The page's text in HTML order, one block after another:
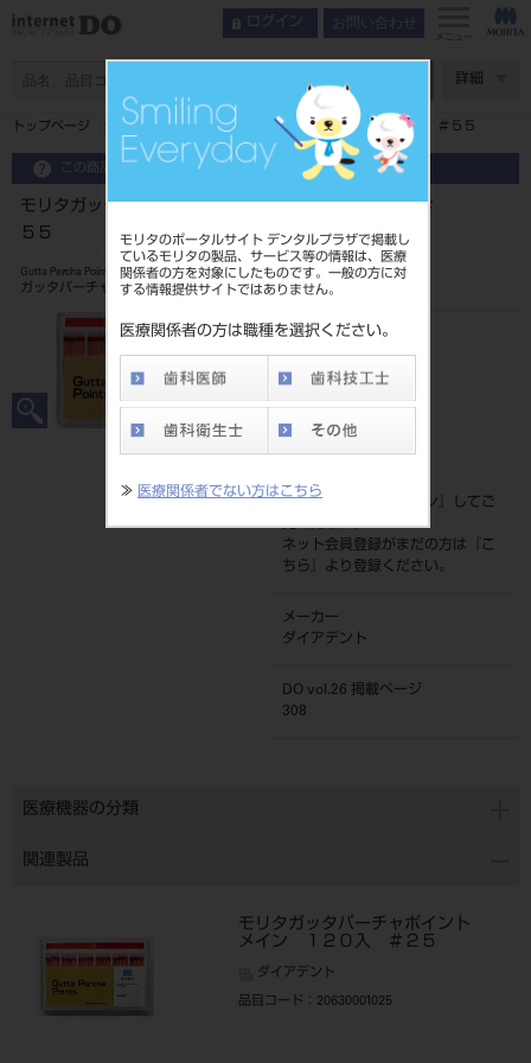
モリタのポータルサイト デンタルプラザで掲載し
ているモリタの製品、サービス等の情報は、医療
関係者の方を対象にしたものです。一般の方に対
する情報提供サイトではありません。
医療関係者の方は職種を選択ください。
≫ 医療関係者でない方はこちら
ログイン お問い合わせ
メニュー
詳細
トップページ モリタガッタパーチャポイント メイン １２０入 ＃５５
この商品に関するお問い合わせ
モリタガッタパーチャポイント メイン １２０入 ＃
５５
Gutta Percha Points
ガッタパーチャポイント
品目コード
20630001055
JAN/EANコード
4560266483277
標準価格
価格の確認は『
ログイン
』してご
覧ください。
ネット会員登録がまだの方は『
こ
ちら
』より登録ください。
メーカー
ダイアデント
DO vol.26 掲載ページ
308
医療機器の分類
関連製品
モリタガッタパーチャポイント
メイン １２０入 ＃２５
ダイアデント
品目コード ：20630001025